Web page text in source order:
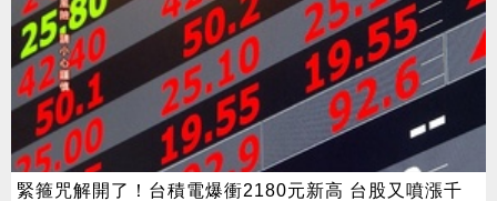
緊箍咒解開了！台積電爆衝2180元新高 台股又噴漲千